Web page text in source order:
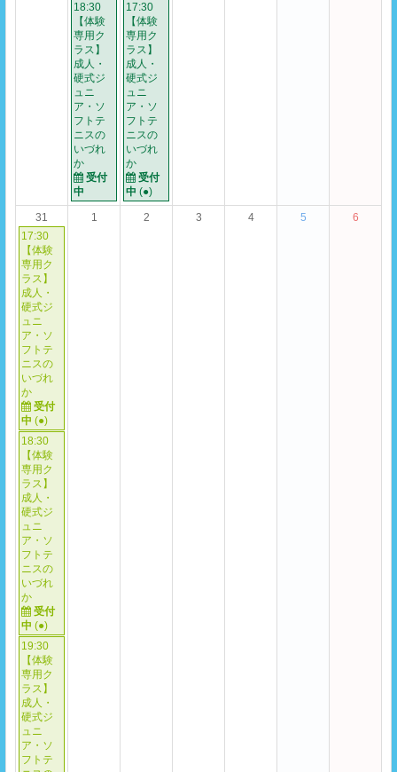
18:30
【体験
専用ク
ラス】
成人・
硬式ジ
ュニ
ア・ソ
フトテ
ニスの
いづれ
か
受付
中
17:30
【体験
専用ク
ラス】
成人・
硬式ジ
ュニ
ア・ソ
フトテ
ニスの
いづれ
か
受付
中 (●)
31
17:30
【体験
専用ク
ラス】
成人・
硬式ジ
ュニ
ア・ソ
フトテ
ニスの
いづれ
か
受付
中 (●)
18:30
【体験
専用ク
ラス】
成人・
硬式ジ
ュニ
ア・ソ
フトテ
ニスの
いづれ
か
受付
中 (●)
19:30
【体験
専用ク
ラス】
成人・
硬式ジ
ュニ
ア・ソ
フトテ
1 2 3 4 5 6